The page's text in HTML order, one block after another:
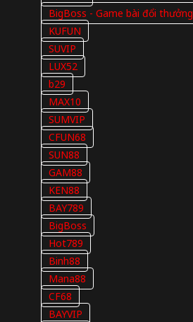
BigBoss - Game bài đổi thưởng
KUFUN
SUVIP
LUX52
b29
MAX10
SUMVIP
CFUN68
SUN88
GAM88
KEN88
BAY789
BigBoss
Hot789
Binh88
Mana88
CF68
BAYVIP